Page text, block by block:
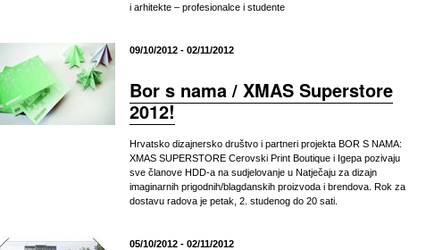
i arhitekte – profesionalce i studente
09/10/2012 - 02/11/2012
Bor s nama / XMAS Superstore
2012!
Hrvatsko dizajnersko društvo i partneri projekta BOR S NAMA:
XMAS SUPERSTORE Cerovski Print Boutique i Igepa pozivaju
sve članove HDD-a na sudjelovanje u Natječaju za dizajn
imaginarnih prigodnih/blagdanskih proizvoda i brendova. Rok za
dostavu radova je petak, 2. studenog do 20 sati.
05/10/2012 - 02/11/2012